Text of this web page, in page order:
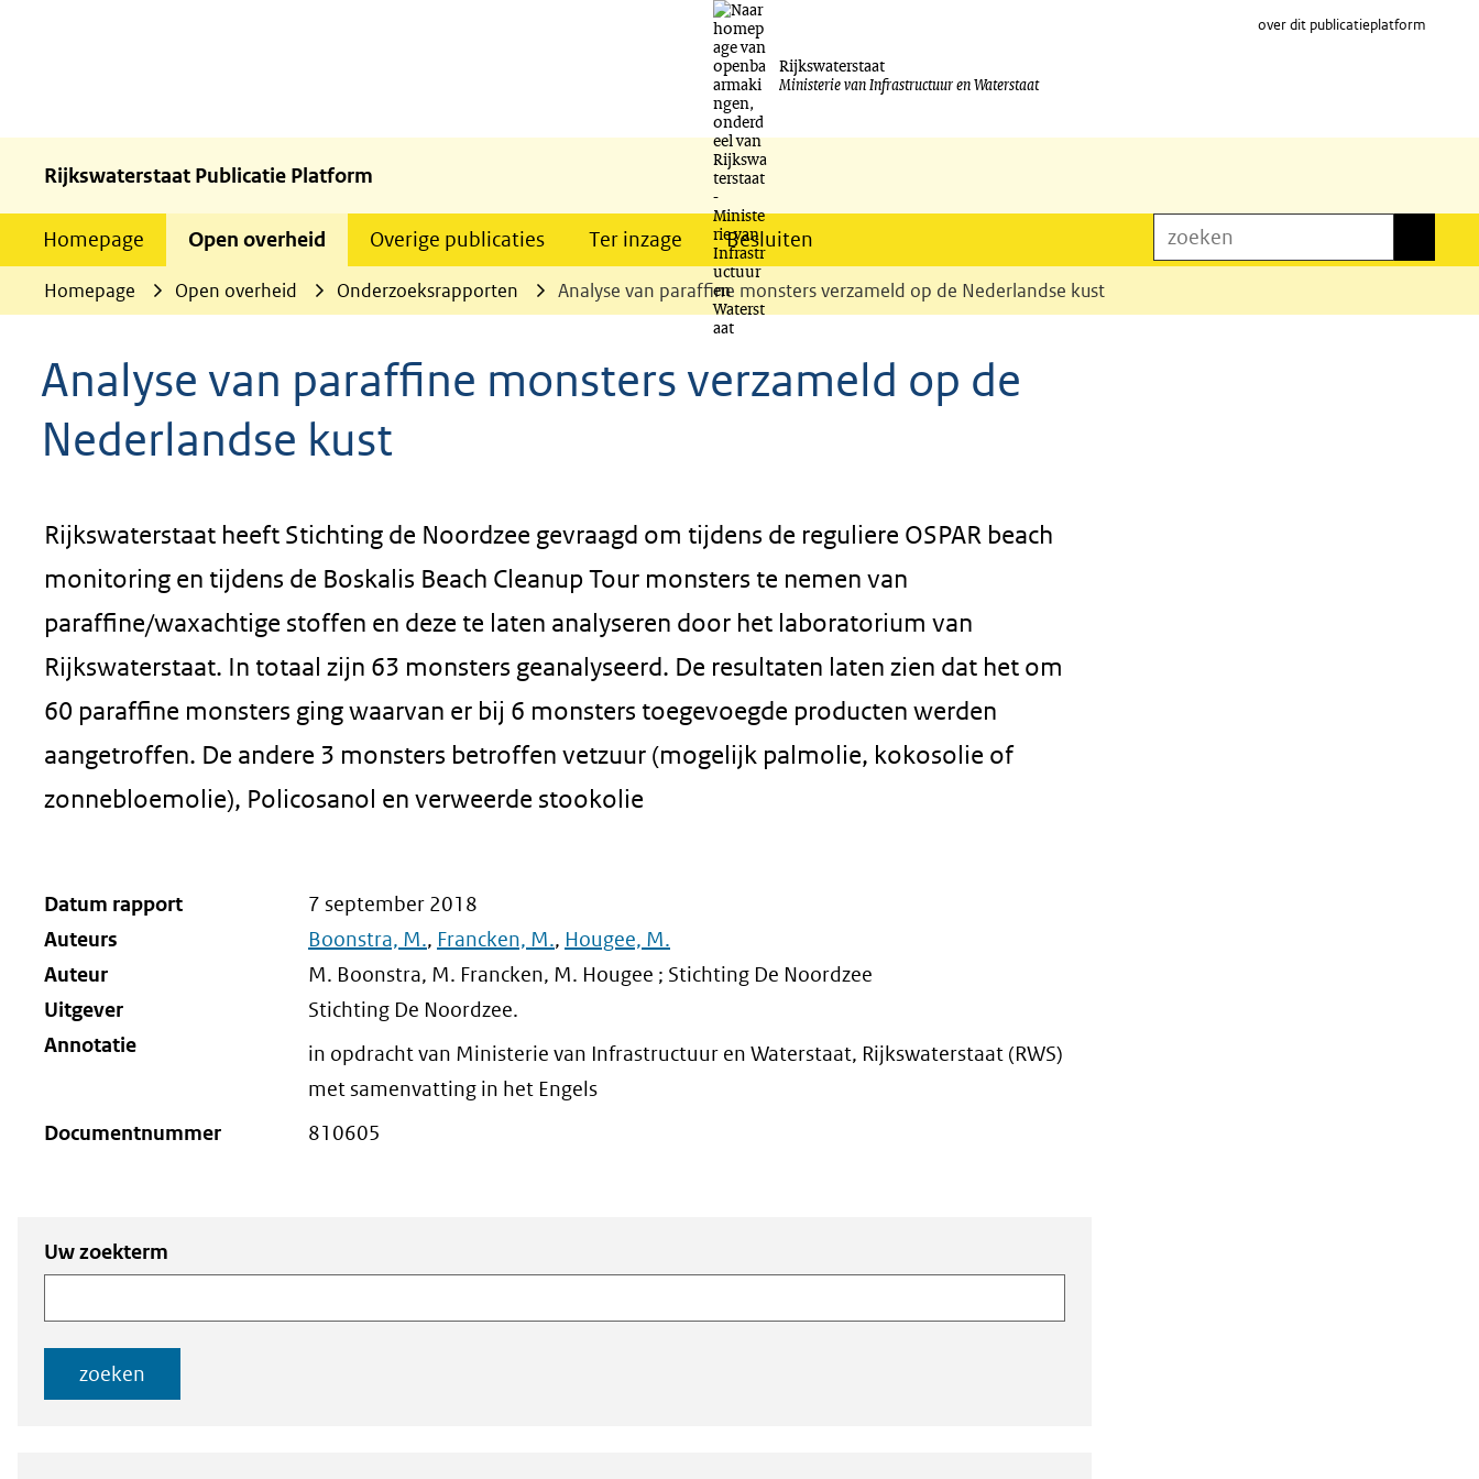
Ga
naar
inhoud
Rijkswaterstaat
Ministerie van Infrastructuur en Waterstaat
over dit publicatieplatform
Rijkswaterstaat Publicatie Platform
Homepage Open overheid Overige publicaties Ter inzage Besluiten zoeken
Homepage Open overheid Onderzoeksrapporten Analyse van paraffine monsters verzameld op de Nederlandse kust
Analyse van paraffine monsters verzameld op de
Nederlandse kust
Rijkswaterstaat heeft Stichting de Noordzee gevraagd om tijdens de reguliere OSPAR beach
monitoring en tijdens de Boskalis Beach Cleanup Tour monsters te nemen van
paraffine/waxachtige stoffen en deze te laten analyseren door het laboratorium van
Rijkswaterstaat. In totaal zijn 63 monsters geanalyseerd. De resultaten laten zien dat het om
60 paraffine monsters ging waarvan er bij 6 monsters toegevoegde producten werden
aangetroffen. De andere 3 monsters betroffen vetzuur (mogelijk palmolie, kokosolie of
zonnebloemolie), Policosanol en verweerde stookolie
Datum rapport
7 september 2018
Auteurs
Boonstra, M., Francken, M., Hougee, M.
Auteur
M. Boonstra, M. Francken, M. Hougee ; Stichting De Noordzee
Uitgever
Stichting De Noordzee.
Annotatie
in opdracht van Ministerie van Infrastructuur en Waterstaat, Rijkswaterstaat (RWS)
met samenvatting in het Engels
Documentnummer
810605
Zoeken
naar
documenten
Zoeken naar
Uw zoekterm
zoeken